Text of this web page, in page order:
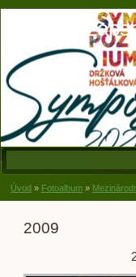
Solisko,
Úvod » Fotoalbum »
2009